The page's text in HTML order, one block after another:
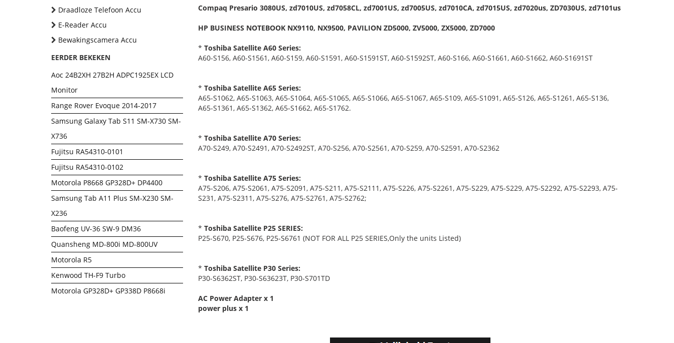
Draadloze Telefoon Accu
E-Reader Accu
Bewakingscamera Accu
EERDER BEKEKEN
Aoc 24B2XH 27B2H ADPC1925EX LCD
Monitor
Range Rover Evoque 2014-2017
Samsung Galaxy Tab S11 SM-X730 SM-
X736
Fujitsu RA54310-0101
Fujitsu RA54310-0102
Motorola P8668 GP328D+ DP4400
Samsung Tab A11 Plus SM-X230 SM-
X236
Baofeng UV-36 SW-9 DM36
Quansheng MD-800i MD-800UV
Motorola R5
Kenwood TH-F9 Turbo
Motorola GP328D+ GP338D P8668i
Compaq Presario 3080US, zd7010US, zd7058CL, zd7001US, zd7005US, zd7010CA, zd7015US, zd7020us, ZD7030US, zd7101us
HP BUSINESS NOTEBOOK NX9110, NX9500, PAVILION ZD5000, ZV5000, ZX5000, ZD7000
* Toshiba Satellite A60 Series:
A60-S156, A60-S1561, A60-S159, A60-S1591, A60-S1591ST, A60-S1592ST, A60-S166, A60-S1661, A60-S1662, A60-S1691ST
* Toshiba Satellite A65 Series:
A65-S1062, A65-S1063, A65-S1064, A65-S1065, A65-S1066, A65-S1067, A65-S109, A65-S1091, A65-S126, A65-S1261, A65-S136,
A65-S1361, A65-S1362, A65-S1662, A65-S1762.
* Toshiba Satellite A70 Series:
A70-S249, A70-S2491, A70-S2492ST, A70-S256, A70-S2561, A70-S259, A70-S2591, A70-S2362
* Toshiba Satellite A75 Series:
A75-S206, A75-S2061, A75-S2091, A75-S211, A75-S2111, A75-S226, A75-S2261, A75-S229, A75-S229, A75-S2292, A75-S2293, A75-
S231, A75-S2311, A75-S276, A75-S2761, A75-S2762;
* Toshiba Satellite P25 SERIES:
P25-S670, P25-S676, P25-S6761 (NOT FOR ALL P25 SERIES,Only the units Listed)
* Toshiba Satellite P30 Series:
P30-S6362ST, P30-S63623T, P30-S701TD
AC Power Adapter x 1
power plus x 1